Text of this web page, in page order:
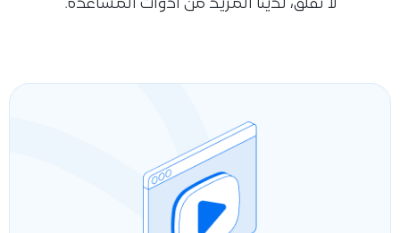
لا تقلق، لدينا المزيد من أدوات المساعدة.